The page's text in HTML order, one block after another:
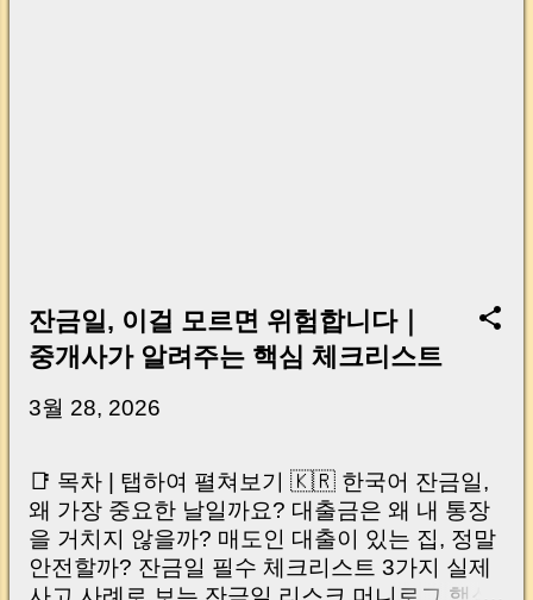
잔금일, 이걸 모르면 위험합니다｜
중개사가 알려주는 핵심 체크리스트
3월 28, 2026
📑 목차 | 탭하여 펼쳐보기 🇰🇷 한국어 잔금일,
왜 가장 중요한 날일까요? 대출금은 왜 내 통장
을 거치지 않을까? 매도인 대출이 있는 집, 정말
안전할까? 잔금일 필수 체크리스트 3가지 실제